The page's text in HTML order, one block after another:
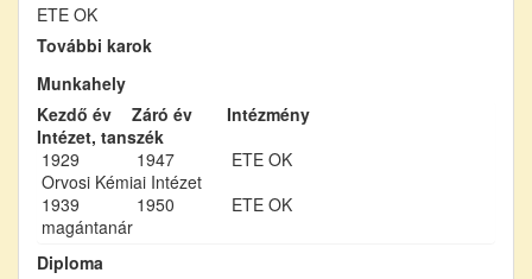
ETE OK
További karok
Munkahely
Kezdő év
Záró év
Intézmény
Intézet, tanszék
1929
1947
ETE OK
Orvosi Kémiai Intézet
1939
1950
ETE OK
magántanár
Diploma